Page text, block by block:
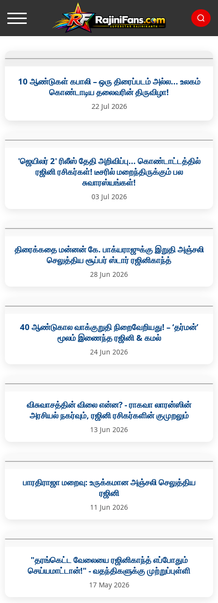
10 ஆண்டுகள் கபாலி – ஒரு திரைப்படம் அல்ல... உலகம்
கொண்டாடிய தலைவரின் திருவிழா!
22 Jul 2026
'ஜெயிலர் 2' ரிலீஸ் தேதி அறிவிப்பு... கொண்டாட்டத்தில்
ரஜினி ரசிகர்கள்! டீசரில் மறைந்திருக்கும் பல
சுவாரஸ்யங்கள்!
03 Jul 2026
திரைக்கதை மன்னன் கே. பாக்யராஜுக்கு இறுதி அஞ்சலி
செலுத்திய சூப்பர் ஸ்டார் ரஜினிகாந்த்
28 Jun 2026
40 ஆண்டுகால வாக்குறுதி நிறைவேறியது! – ‘தர்மன்’
மூலம் இணைந்த ரஜினி & கமல்
24 Jun 2026
விசுவாசத்தின் விலை என்ன? - ராகவா லாரன்ஸின்
அரசியல் நகர்வும், ரஜினி ரசிகர்களின் குமுறலும்
13 Jun 2026
பாரதிராஜா மறைவு: உருக்கமான அஞ்சலி செலுத்திய
ரஜினி
11 Jun 2026
"தரங்கெட்ட வேலையை ரஜினிகாந்த் எப்போதும்
செய்யமாட்டான்!" - வதந்திகளுக்கு முற்றுப்புள்ளி
17 May 2026